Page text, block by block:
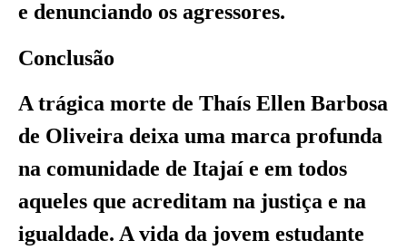
e denunciando os agressores.
Conclusão
A trágica morte de Thaís Ellen Barbosa
de Oliveira deixa uma marca profunda
na comunidade de Itajaí e em todos
aqueles que acreditam na justiça e na
igualdade. A vida da jovem estudante